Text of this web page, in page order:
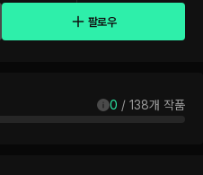
팔로우
0 / 138개 작품